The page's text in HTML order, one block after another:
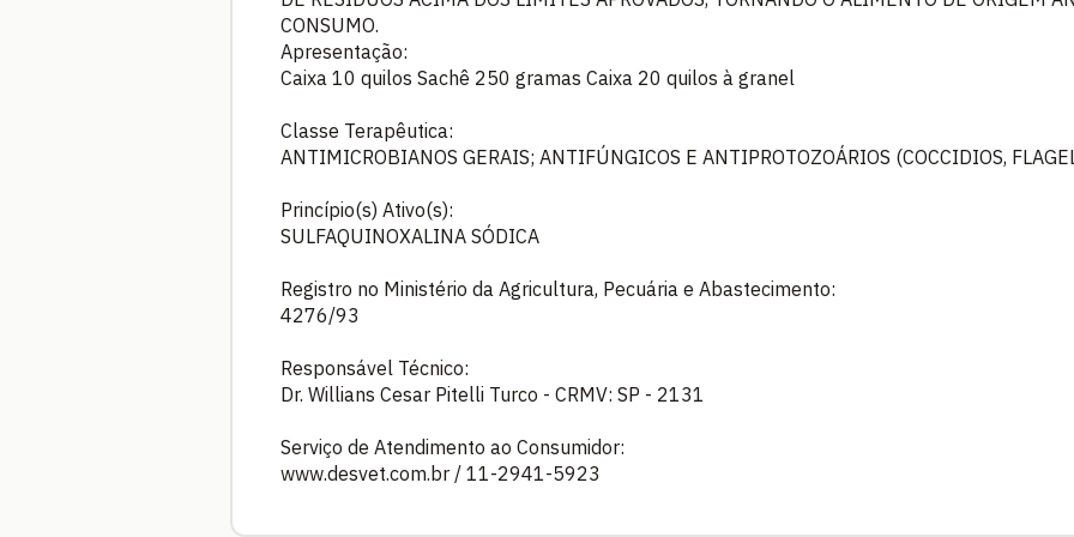
CONSUMO.
Apresentação:
Caixa 10 quilos Sachê 250 gramas Caixa 20 quilos à granel
Classe Terapêutica:
ANTIMICROBIANOS GERAIS; ANTIFÚNGICOS E ANTIPROTOZOÁRIOS (COCCIDIOS,
Princípio(s) Ativo(s):
SULFAQUINOXALINA SÓDICA
Registro no Ministério da Agricultura, Pecuária e Abastecimento:
4276/93
Responsável Técnico:
Dr. Willians Cesar Pitelli Turco - CRMV: SP - 2131
Serviço de Atendimento ao Consumidor:
www.desvet.com.br / 11-2941-5923